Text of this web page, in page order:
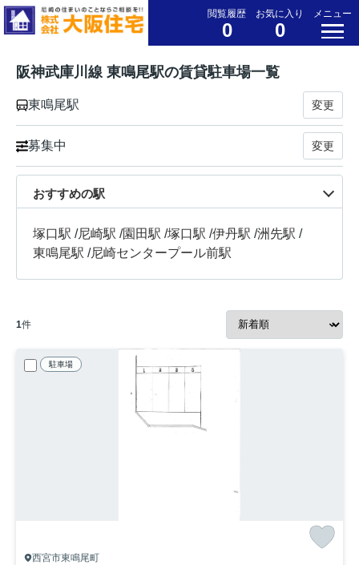
閲覧履歴
0
お気に入り
0
メニュー
阪神武庫川線 東鳴尾駅の賃貸駐車場一覧
東鳴尾駅 変更
募集中 変更
おすすめの駅
塚口駅 /尼崎駅 /園田駅 /塚口駅 /伊丹駅 /洲先駅 /
東鳴尾駅 /尼崎センタープール前駅
1件
駐車場
西宮市東鳴尾町